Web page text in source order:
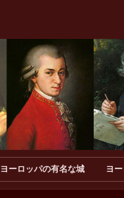
ヨーロッパの有名な城 ヨ